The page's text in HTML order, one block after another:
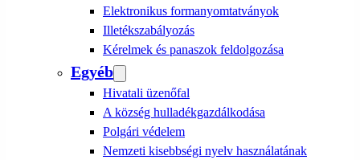
Elektronikus formanyomtatványok
Illetékszabályozás
Kérelmek és panaszok feldolgozása
Egyéb
Hivatali üzenőfal
A község hulladékgazdálkodása
Polgári védelem
Nemzeti kisebbségi nyelv használatának